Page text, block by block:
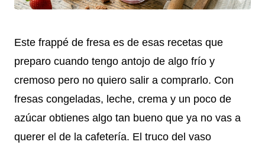
Este frappé de fresa es de esas recetas que
preparo cuando tengo antojo de algo frío y
cremoso pero no quiero salir a comprarlo. Con
fresas congeladas, leche, crema y un poco de
azúcar obtienes algo tan bueno que ya no vas a
querer el de la cafetería. El truco del vaso